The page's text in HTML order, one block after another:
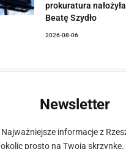
prokuratura
Beatę Szydło
2026-08-06
Newsletter
Najważniejsze informacje z
okolic prosto na Twoją skrzynkę.